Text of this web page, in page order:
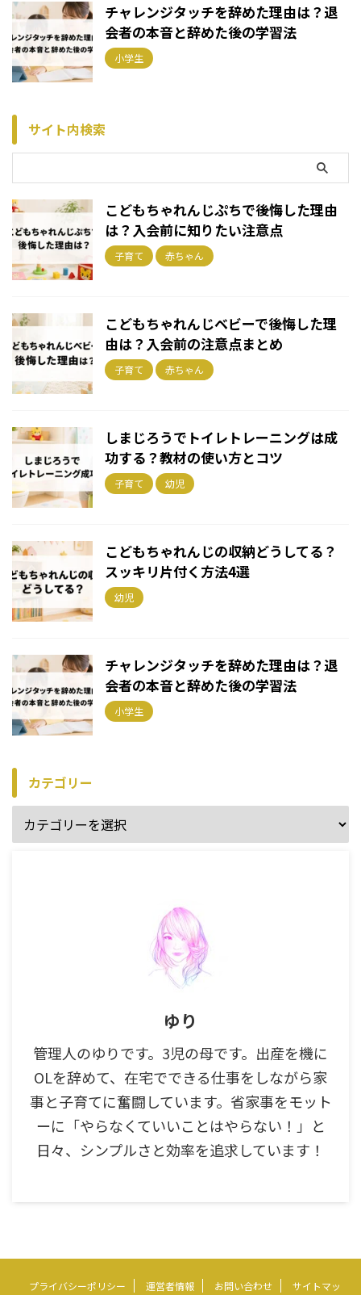
チャレンジタッチを辞めた理由は？退
会者の本音と辞めた後の学習法
小学生
サイト内検索
こどもちゃれんじぷちで後悔した理由
は？入会前に知りたい注意点
子育て 赤ちゃん
こどもちゃれんじベビーで後悔した理
由は？入会前の注意点まとめ
子育て 赤ちゃん
しまじろうでトイレトレーニングは成
功する？教材の使い方とコツ
子育て 幼児
こどもちゃれんじの収納どうしてる？
スッキリ片付く方法4選
幼児
チャレンジタッチを辞めた理由は？退
会者の本音と辞めた後の学習法
小学生
カテゴリー
ゆり
管理人のゆりです。3児の母です。出産を機に
OLを辞めて、在宅でできる仕事をしながら家
事と子育てに奮闘しています。省家事をモット
ーに「やらなくていいことはやらない！」と
日々、シンプルさと効率を追求しています！
プライバシーポリシー 運営者情報 お問い合わせ サイトマッ